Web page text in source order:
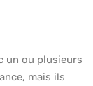
un ou plusieurs
mais ils